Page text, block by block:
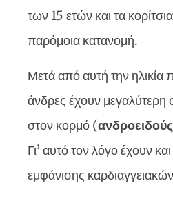
των 15 ετών και τα
παρόμοια κατανομή.
Μετά από αυτή την ηλικία
άνδρες έχουν
στον κορμό (
Γι’ αυτό τον λόγο έχουν
εμφάνισης